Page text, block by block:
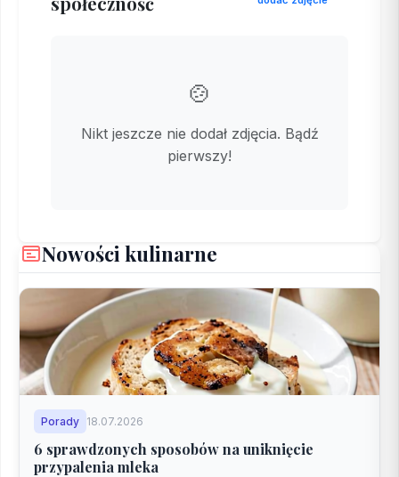
🍲
Nikt jeszcze nie dodał zdjęcia. Bądź
pierwszy!
Nowości kulinarne
Porady 18.07.2026
6 sprawdzonych sposobów na uniknięcie
przypalenia mleka